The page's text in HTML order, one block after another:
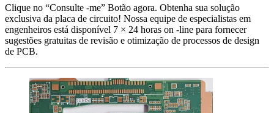
Clique no “Consulte -me” Botão agora. Obtenha sua solução
exclusiva da placa de circuito! Nossa equipe de especialistas em
engenheiros está disponível 7 × 24 horas on -line para fornecer
sugestões gratuitas de revisão e otimização de processos de design
de PCB.